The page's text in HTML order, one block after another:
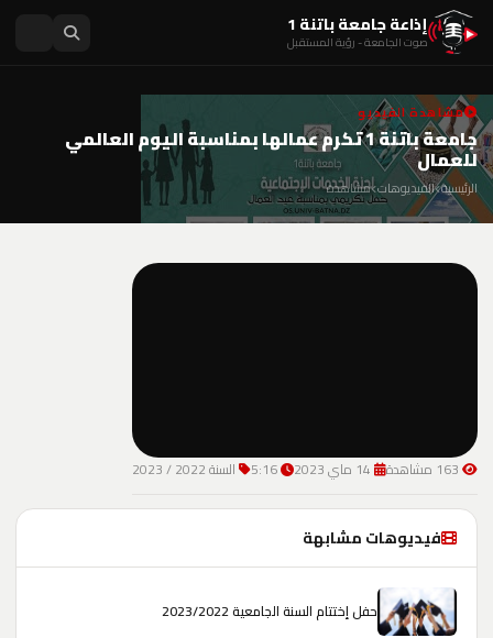
إذاعة جامعة باتنة 1
صوت الجامعة - رؤية المستقبل
مشاهدة الفيديو
جامعة باتنة 1 تكرم عمالها بمناسبة اليوم العالمي
للعمال
الرئيسية الفيديوهات مشاهدة
السنة 2022 / 2023
فيديوهات مشابهة
حفل إختتام السنة الجامعية 2023/2022